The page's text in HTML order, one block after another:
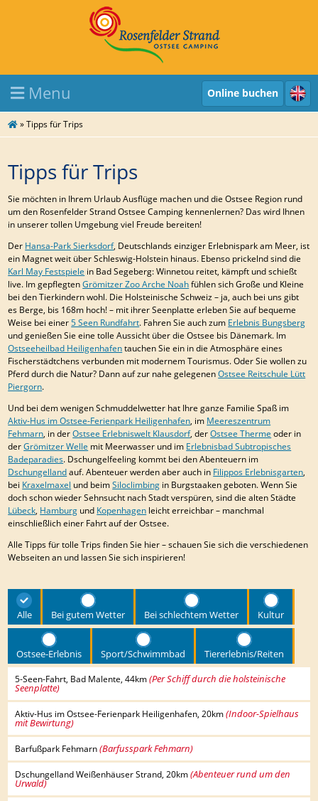
Menu Online buchen
»Tipps für Trips
Tipps für Trips
Sie möchten in Ihrem Urlaub Ausflüge machen und die Ostsee Region rund
um den Rosenfelder Strand Ostsee Camping kennenlernen? Das wird Ihnen
in unserer tollen Umgebung viel Freude bereiten!
Der Hansa-Park Sierksdorf, Deutschlands einziger Erlebnispark am Meer, ist
ein Magnet weit über Schleswig-Holstein hinaus. Ebenso prickelnd sind die
Karl May Festspiele in Bad Segeberg: Winnetou reitet, kämpft und schießt
live. Im gepflegtenGrömitzer Zoo Arche Noahfühlen sich Große und Kleine
bei den Tierkindern wohl. Die Holsteinische Schweiz – ja, auch bei uns gibt
es Berge, bis 168m hoch! – mit ihrer Seenplatte erleben Sie auf bequeme
Weise bei einer5 Seen Rundfahrt. Fahren Sie auch zum Erlebnis Bungsberg
und genießen Sie eine tolle Aussicht über die Ostsee bis Dänemark. Im
Ostseeheilbad Heiligenhafentauchen Sie ein in die Atmosphäre eines
Fischerstädtchens verbunden mit modernem Tourismus. Oder Sie wollen zu
Pferd durch die Natur? Dann auf zur nahe gelegenenOstsee Reitschule Lütt
Piergorn.
Und bei dem wenigen Schmuddelwetter hat Ihre ganze Familie Spaß im
Aktiv-Hus im Ostsee-Ferienpark Heiligenhafen, im Meereszentrum
Fehmarn, in derOstsee Erlebniswelt Klausdorf, derOstsee Therme oder in
derGrömitzer Welle mit Meerwasser und im Erlebnisbad Subtropisches
Badeparadies. Dschungelfeeling kommt bei den Abenteuern im
Dschungellandauf. Abenteuer werden aber auch in Filippos Erlebnisgarten,
bei Kraxelmaxel und beimSiloclimbing in Burgstaaken geboten. Wenn Sie
doch schon wieder Sehnsucht nach Stadt verspüren, sind die alten Städte
Lübeck, Hamburg und Kopenhagen leicht erreichbar – manchmal
einschließlich einer Fahrt auf der Ostsee.
Alle Tipps für tolle Trips finden Sie hier – schauen Sie sich die verschiedenen
Webseiten an und lassen Sie sich inspirieren!
Alle Bei gutem Wetter Bei schlechtem Wetter Kultur
Ostsee-Erlebnis Sport/Schwimmbad Tiererlebnis/Reiten
5-Seen-Fahrt, Bad Malente, 44km(Per Schiff durch die holsteinische
Seenplatte)
Aktiv-Hus im Ostsee-Ferienpark Heiligenhafen, 20km(Indoor-Spielhaus
mit Bewirtung)
Barfußpark Fehmarn(Barfusspark Fehmarn)
Dschungelland Weißenhäuser Strand, 20km(Abenteuer rund um den
Urwald)